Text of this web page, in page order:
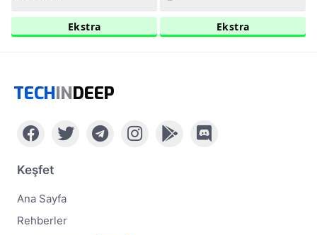
Ekstra Ekstra
TECHINDEEP
Keşfet
Ana Sayfa
Rehberler